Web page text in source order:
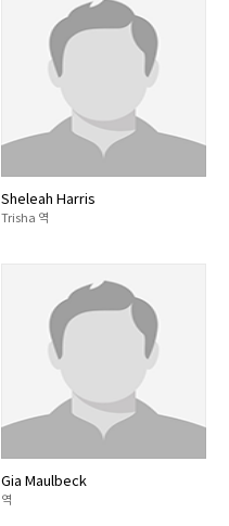
Sheleah Harris
Trisha 역
Gia Maulbeck
역